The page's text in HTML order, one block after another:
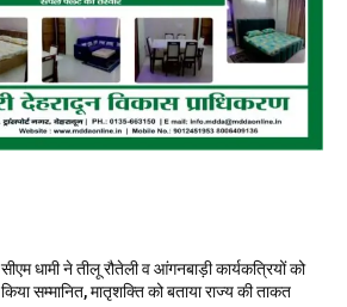
सीएम धामी ने तीलू रौतेली व आंगनबाड़ी कार्यकत्रियों को
किया सम्मानित, मातृशक्ति को बताया राज्य की ताकत